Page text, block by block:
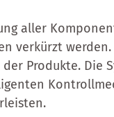
aller
verkürzt
Produkte. Die